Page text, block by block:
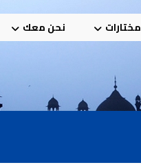
مختارات نحن معك